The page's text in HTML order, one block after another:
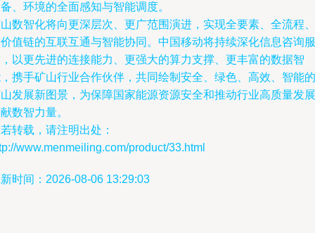
、环境的全面感知与智能调度。
数智化将向更深层次、更广范围演进，实现全要素、全流程、
值链的互联互通与智能协同。中国移动将持续深化信息咨询服
以更先进的连接能力、更强大的算力支撑、更丰富的数据智
携手矿山行业合作伙伴，共同绘制安全、绿色、高效、智能的
发展新图景，为保障国家能源资源安全和推动行业高质量发展
数智力量。
转载，请注明出处：
www.menmeiling.com/product/33.html
时间：2026-08-06 13:29:03